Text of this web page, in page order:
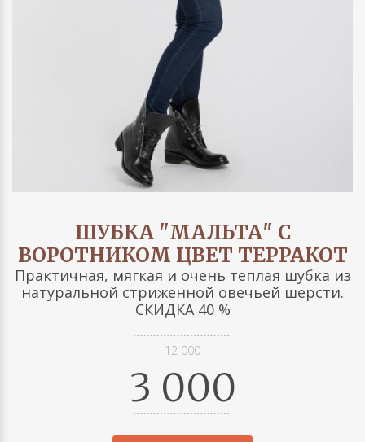
ШУБКА "МАЛЬТА" С
ВОРОТНИКОМ ЦВЕТ ТЕРРАКОТ
Практичная, мягкая и очень теплая шубка из
натуральной стриженной овечьей шерсти.
СКИДКА 40 %
12 000
3 000